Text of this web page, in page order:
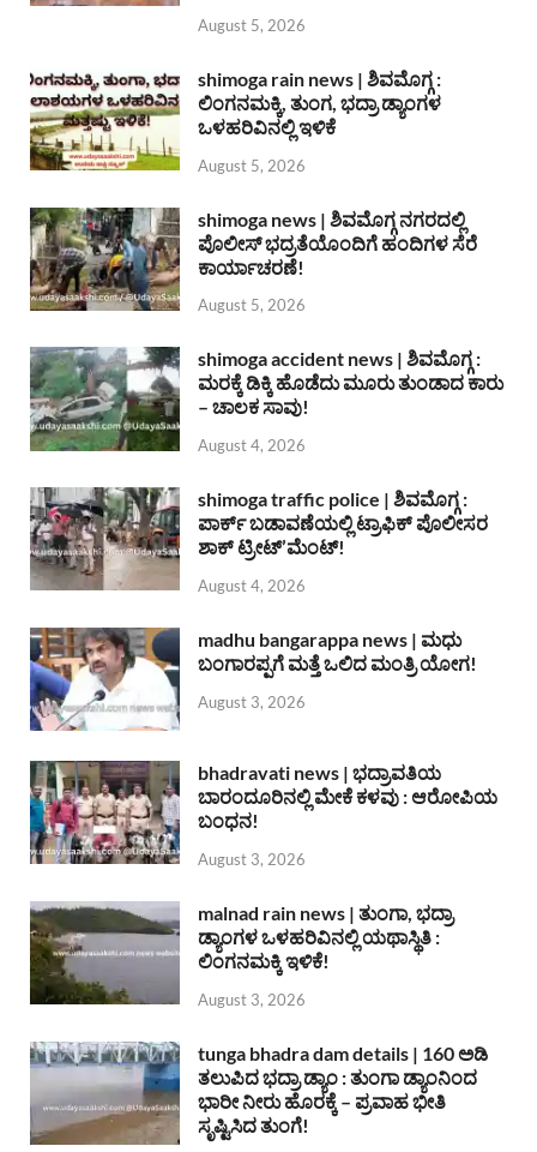
August 5, 2026
shimoga rain news | ಶಿವಮೊಗ್ಗ :
ಲಿಂಗನಮಕ್ಕಿ, ತುಂಗ, ಭದ್ರಾ ಡ್ಯಾಂಗಳ
ಒಳಹರಿವಿನಲ್ಲಿ ಇಳಿಕೆ
August 5, 2026
shimoga news | ಶಿವಮೊಗ್ಗ ನಗರದಲ್ಲಿ
ಪೊಲೀಸ್ ಭದ್ರತೆಯೊಂದಿಗೆ ಹಂದಿಗಳ ಸೆರೆ
ಕಾರ್ಯಾಚರಣೆ!
August 5, 2026
shimoga accident news | ಶಿವಮೊಗ್ಗ :
ಮರಕ್ಕೆ ಡಿಕ್ಕಿ ಹೊಡೆದು ಮೂರು ತುಂಡಾದ ಕಾರು
– ಚಾಲಕ ಸಾವು!
August 4, 2026
shimoga traffic police | ಶಿವಮೊಗ್ಗ :
ಪಾರ್ಕ್ ಬಡಾವಣೆಯಲ್ಲಿ ಟ್ರಾಫಿಕ್ ಪೊಲೀಸರ
ಶಾಕ್ ಟ್ರೀಟ್’ಮೆಂಟ್!
August 4, 2026
madhu bangarappa news | ಮಧು
ಬಂಗಾರಪ್ಪಗೆ ಮತ್ತೆ ಒಲಿದ ಮಂತ್ರಿ ಯೋಗ!
August 3, 2026
bhadravati news | ಭದ್ರಾವತಿಯ
ಬಾರಂದೂರಿನಲ್ಲಿ ಮೇಕೆ ಕಳವು : ಆರೋಪಿಯ
ಬಂಧನ!
August 3, 2026
malnad rain news | ತುಂಗಾ, ಭದ್ರಾ
ಡ್ಯಾಂಗಳ ಒಳಹರಿವಿನಲ್ಲಿ ಯಥಾಸ್ಥಿತಿ :
ಲಿಂಗನಮಕ್ಕಿ ಇಳಿಕೆ!
August 3, 2026
tunga bhadra dam details | 160 ಅಡಿ
ತಲುಪಿದ ಭದ್ರಾ ಡ್ಯಾಂ : ತುಂಗಾ ಡ್ಯಾಂನಿಂದ
ಭಾರೀ ನೀರು ಹೊರಕ್ಕೆ – ಪ್ರವಾಹ ಭೀತಿ
ಸೃಷ್ಟಿಸಿದ ತುಂಗೆ!